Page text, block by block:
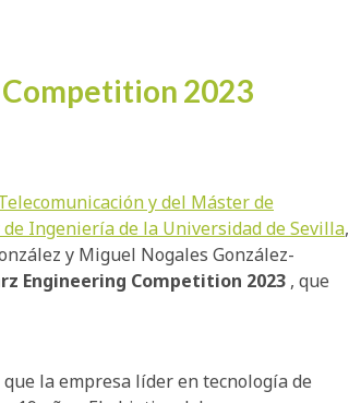
Competition 2023
y del Máster de
Ingeniería de la Universidad de Sevilla,
y Miguel Nogales González-
Engineering Competition 2023 , que
la empresa líder en tecnología de